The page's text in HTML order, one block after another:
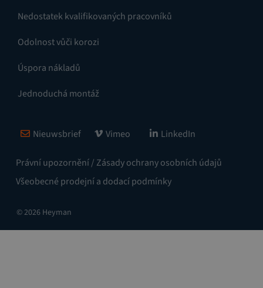
Nedostatek kvalifikovaných pracovníků
Odolnost vůči korozi
Úspora nákladů
Jednoduchá montáž
Právní upozornění / Zásady ochrany osobních údajů
Všeobecné prodejní a dodací podmínky
Nieuwsbrief Vimeo LinkedIn
© 2026 Heyman